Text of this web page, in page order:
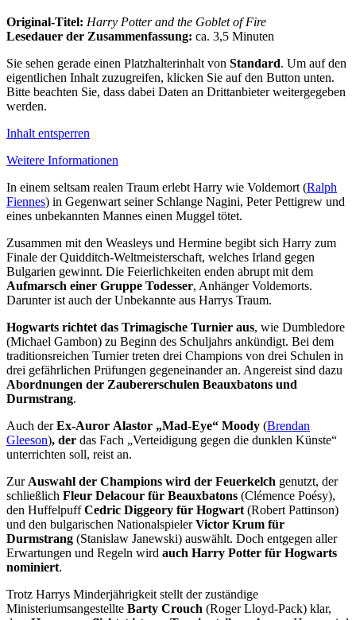
Original-Titel: Harry Potter and the Goblet of Fire
Lesedauer der Zusammenfassung: ca. 3,5 Minuten
Sie sehen gerade einen Platzhalterinhalt von Standard. Um auf den
eigentlichen Inhalt zuzugreifen, klicken Sie auf den Button unten.
Bitte beachten Sie, dass dabei Daten an Drittanbieter weitergegeben
werden.
Inhalt entsperren
Weitere Informationen
In einem seltsam realen Traum erlebt Harry wie Voldemort (Ralph
Fiennes) in Gegenwart seiner Schlange Nagini, Peter Pettigrew und
eines unbekannten Mannes einen Muggel tötet.
Zusammen mit den Weasleys und Hermine begibt sich Harry zum
Finale der Quidditch-Weltmeisterschaft, welches Irland gegen
Bulgarien gewinnt. Die Feierlichkeiten enden abrupt mit dem
Aufmarsch einer Gruppe Todesser, Anhänger Voldemorts.
Darunter ist auch der Unbekannte aus Harrys Traum.
Hogwarts richtet das Trimagische Turnier aus, wie Dumbledore
(Michael Gambon) zu Beginn des Schuljahrs ankündigt. Bei dem
traditionsreichen Turnier treten drei Champions von drei Schulen in
drei gefährlichen Prüfungen gegeneinander an. Angereist sind dazu
Abordnungen der Zaubererschulen Beauxbatons und
Durmstrang.
Auch derEx-Auror Alastor „Mad-Eye“ Moody (Brendan
Gleeson), der das Fach „Verteidigung gegen die dunklen Künste“
unterrichten soll, reist an.
Zur Auswahl der Champions wird der Feuerkelch genutzt, der
schließlich Fleur Delacour für Beauxbatons (Clémence Poésy),
den HuffelpuffCedric Diggeory für Hogwart (Robert Pattinson)
und den bulgarischen NationalspielerVictor Krum für
Durmstrang (Stanislaw Janewski) auswählt. Doch entgegen aller
Erwartungen und Regeln wird auch Harry Potter für Hogwarts
nominiert.
Trotz Harrys Minderjährigkeit stellt der zuständige
Ministeriumsangestellte Barty Crouch (Roger Lloyd-Pack) klar,